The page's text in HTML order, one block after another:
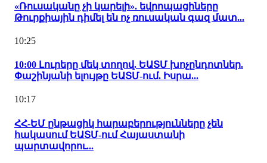
«Ռուսականը չի կարելի». եվրոպացիները
Թուրքիային դիմել են ոչ ռուսական գազ մատ...
10:25
10:00 Լուրերը մեկ տողով. ԵԱՏՄ խոչընդոտներ.
Փաշինյանի ելույթը ԵԱՏՄ-ում. Իսրա...
10:17
ՀՀ-ԵՄ ընթացիկ հարաբերությունները չեն
հակասում ԵԱՏՄ-ում Հայաստանի
պարտավորու...